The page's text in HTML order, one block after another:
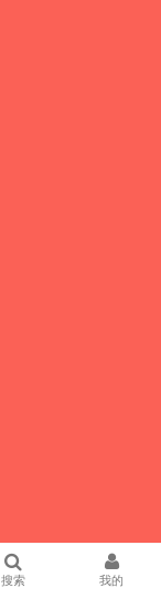
搜索 我的